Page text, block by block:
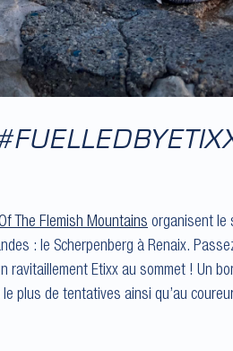
The Flemish Mountains organisent le
: le Scherpenberg à Renaix.
ravitaillement Etixx au sommet ! Un
plus de tentatives ainsi qu’au